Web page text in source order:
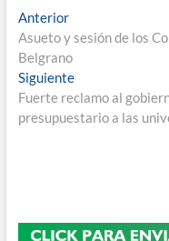
Navegación
de
entradas
AnteriorEntrada
anterior:
Asueto y sesión de los
Belgrano
SiguienteEntrada
siguiente:
Fuerte reclamo al
presupuestario a las